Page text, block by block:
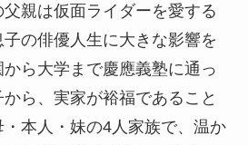
親は仮面ライダーを愛する
の俳優人生に大きな影響を
ら大学まで慶應義塾に通っ
ら、実家が裕福であること
本人・妹の4人家族で、温か